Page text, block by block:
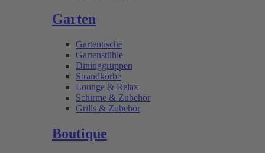
Garten
Gartentische
Gartenstühle
Dininggruppen
Strandkörbe
Lounge & Relax
Schirme & Zubehör
Grills & Zubehör
Boutique